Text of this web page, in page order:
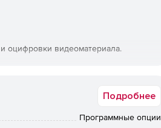
оцифровки видеоматериала.
Подробнее
Программные опции